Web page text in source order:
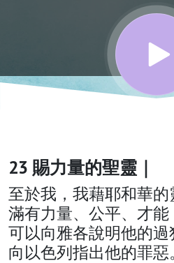
的靈修
與禱告
23 賜力量的聖靈｜
至於我，我藉耶和華的
滿有力量、公平、才能
可以向雅各說明他的過
向以色列指出他的罪惡。